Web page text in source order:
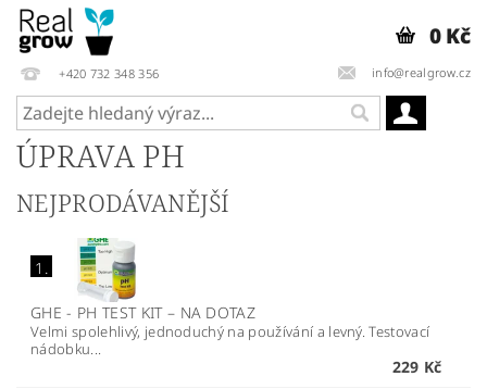
+420 732 348 356 info@realgrow.cz
0 Kč
ÚPRAVA PH
NEJPRODÁVANĚJŠÍ
1.
GHE - PH TEST KIT – NA DOTAZ
Velmi spolehlivý, jednoduchý na používání a levný. Testovací
nádobku...
229 Kč